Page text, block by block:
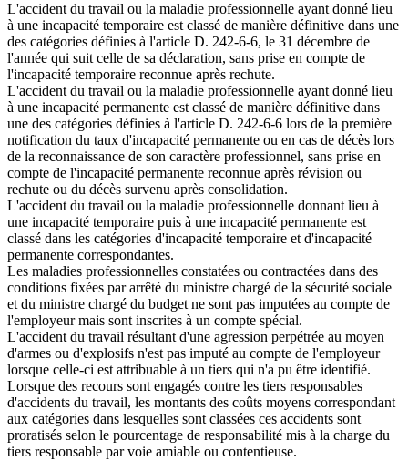
L'accident du travail ou la maladie professionnelle ayant donné lieu
à une incapacité temporaire est classé de manière définitive dans une
des catégories définies à l'article D. 242-6-6, le 31 décembre de
l'année qui suit celle de sa déclaration, sans prise en compte de
l'incapacité temporaire reconnue après rechute.
L'accident du travail ou la maladie professionnelle ayant donné lieu
à une incapacité permanente est classé de manière définitive dans
une des catégories définies à l'article D. 242-6-6 lors de la première
notification du taux d'incapacité permanente ou en cas de décès lors
de la reconnaissance de son caractère professionnel, sans prise en
compte de l'incapacité permanente reconnue après révision ou
rechute ou du décès survenu après consolidation.
L'accident du travail ou la maladie professionnelle donnant lieu à
une incapacité temporaire puis à une incapacité permanente est
classé dans les catégories d'incapacité temporaire et d'incapacité
permanente correspondantes.
Les maladies professionnelles constatées ou contractées dans des
conditions fixées par arrêté du ministre chargé de la sécurité sociale
et du ministre chargé du budget ne sont pas imputées au compte de
l'employeur mais sont inscrites à un compte spécial.
L'accident du travail résultant d'une agression perpétrée au moyen
d'armes ou d'explosifs n'est pas imputé au compte de l'employeur
lorsque celle-ci est attribuable à un tiers qui n'a pu être identifié.
Lorsque des recours sont engagés contre les tiers responsables
d'accidents du travail, les montants des coûts moyens correspondant
aux catégories dans lesquelles sont classées ces accidents sont
proratisés selon le pourcentage de responsabilité mis à la charge du
tiers responsable par voie amiable ou contentieuse.